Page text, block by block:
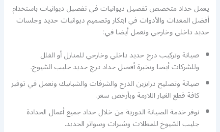
يعمل حداد متخصص تفصيل ديوانيات في تفصيل ديوانيات باستخدام
أفضل المعدات والأدوات في ابتكار وتصميم ديوانيات حديد وجلسات
حديد داخلي وخارجي ونعمل أيضا في:
صيانة وتركيب درج حديد داخلي وخارجي للمنازل أو الفلل
وللشركات أيضا وبخبرة أفضل حداد درج حديد جليب الشيوخ.
صيانة وتصليح درابزين الدرج والشرفات والشبابيك ونعمل في توفير
كافة قطع الغيار اللازمة وبأرخص سعر.
نوفر خدمة الصيانة الدورية من خلال حداد جميع أعمال الحدادة
جليب الشيوخ للمظلات وشبرات وسواتر الحديد.